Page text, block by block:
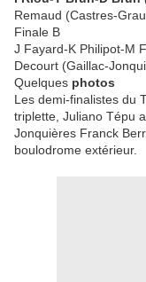
Remaud (Castres-
Finale B
J Fayard-K Philipot-M
Decourt (Gaillac-
Quelques photos
Les demi-finalistes du
triplette, Juliano Tépu
Jonquières Franck
boulodrome extérieur.